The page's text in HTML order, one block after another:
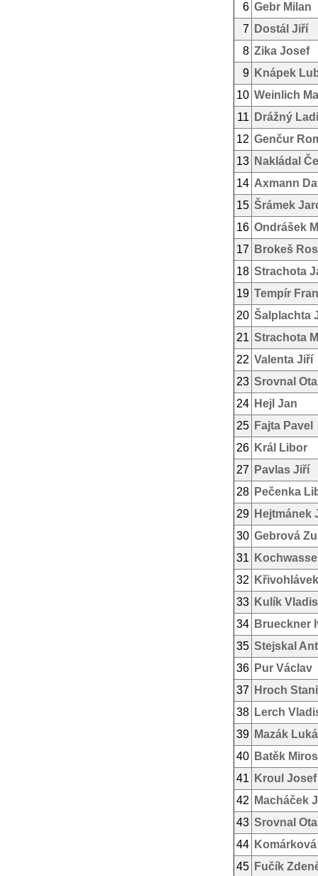
6 Gebr Milan
7
Dostál Jiří
8 Zika Josef
9 Knápek
10 Weinlich
11
Drážný
12 Genčur
13 Nakládal
14 Axmann
15 Šrámek
16 Ondrášek
17
Brokeš
18 Strachota
19 Tempír
20 Šalplachta
21 Strachota
22 Valenta Jiří
23 Srovnal
24 Hejl Jan
25 Fajta Pavel
26 Král Libor
27
Pavlas Jiří
28 Pečenka
29 Hejtmánek
30 Gebrová
31
32
33 Kulík
34 Brueckner
35 Stejskal
36 Pur Václav
37
Hroch
38 Lerch
39 Mazák
40 Batěk
41
Kroul Josef
42
Macháček
43 Srovnal
44
45 Fučík